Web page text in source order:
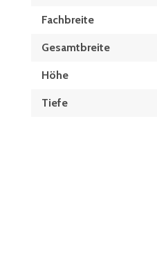
Fachbreite
Gesamtbreite
Höhe
Tiefe